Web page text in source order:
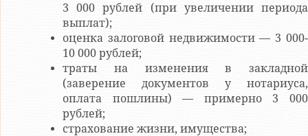
3 000 рублей (при увеличении периода
выплат);
оценка залоговой недвижимости — 3 000-
10 000 рублей;
траты на изменения в закладной
(заверение документов у нотариуса,
оплата пошлины) — примерно 3 000
рублей;
страхование жизни, имущества;